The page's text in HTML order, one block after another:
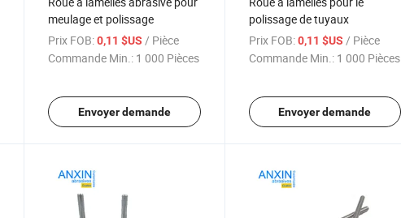
meulage et polissage
Prix FOB: 0,11 $US / Pièce
Commande Min.: 1 000 Pièces
Envoyer demande
polissage de tuyaux
Prix FOB: 0,11 $US / Pièce
Commande Min.: 1 000 Pièces
Envoyer demande